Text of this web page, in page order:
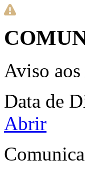
Aviso
Data de
Abrir